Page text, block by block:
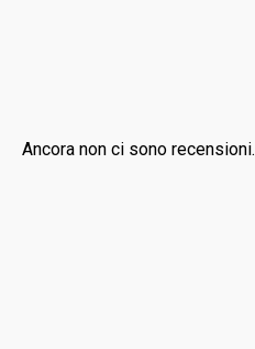
Ancora non ci sono recensioni.